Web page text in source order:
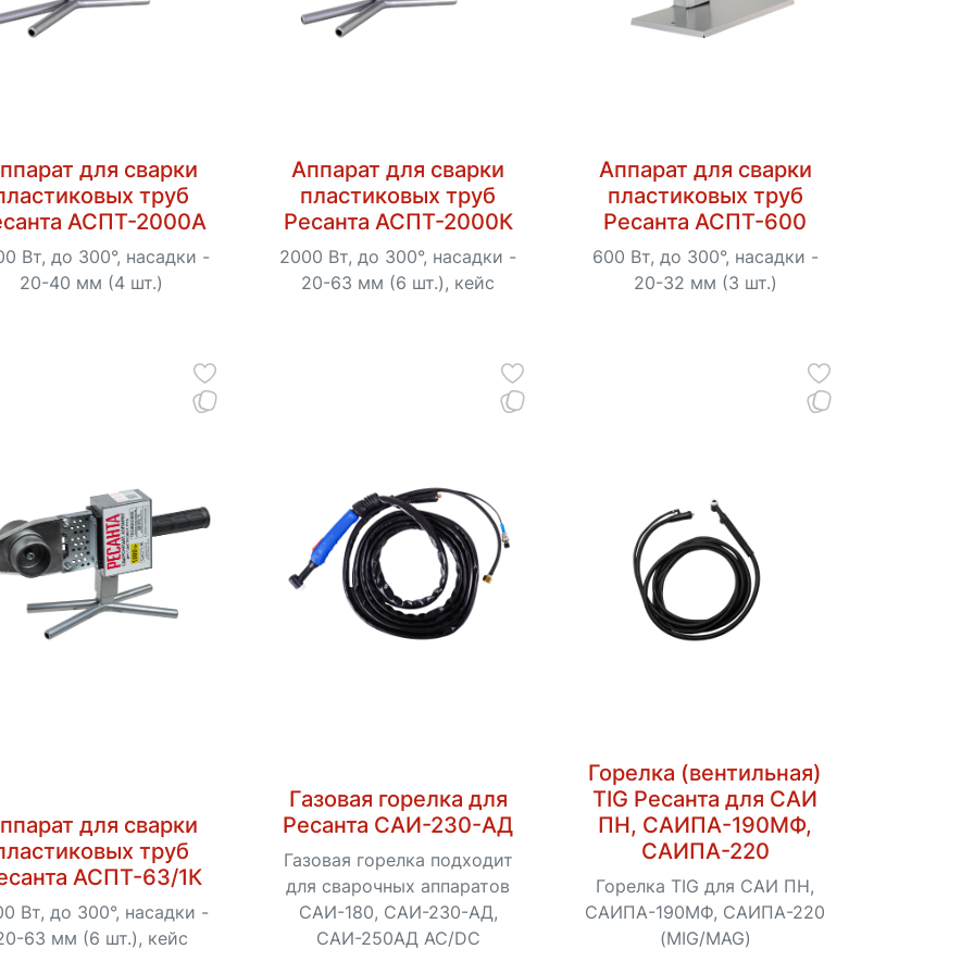
для сварки
труб
АСПТ-2000А
Вт, до 300°, насадки -
20-40 мм (4 шт.)
Аппарат для сварки
пластиковых труб
Ресанта АСПТ-2000К
2000 Вт, до 300°, насадки -
20-63 мм (6 шт.), кейс
Аппарат для сварки
пластиковых труб
Ресанта АСПТ-600
600 Вт, до 300°, насадки -
20-32 мм (3 шт.)
для сварки
труб
АСПТ-63/1К
Вт, до 300°, насадки -
63 мм (6 шт.), кейс
Газовая горелка для
Ресанта САИ-230-АД
Газовая горелка подходит
для сварочных аппаратов
САИ-180, САИ-230-АД,
САИ-250АД АС/DC
Горелка (вентильная)
TIG Ресанта для САИ
ПН, САИПА-190МФ,
САИПА-220
Горелка TIG для САИ ПН,
САИПА-190МФ, САИПА-220
(MIG/MAG)